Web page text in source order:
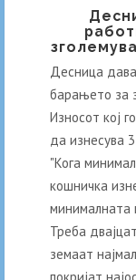
Десница
барањето за
Износот кој
да изнесува
"Кога
кошничка
минималната
Треба
земаат